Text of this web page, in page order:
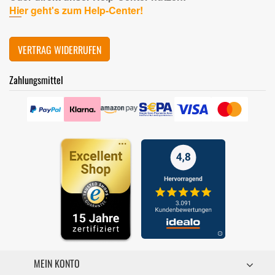
Hier geht's zum Help-Center!
VERTRAG WIDERRUFEN
Zahlungsmittel
MEIN KONTO